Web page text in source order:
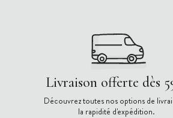
Livraison offerte dès
Découvrez toutes nos options de
la rapidité d'expédition.